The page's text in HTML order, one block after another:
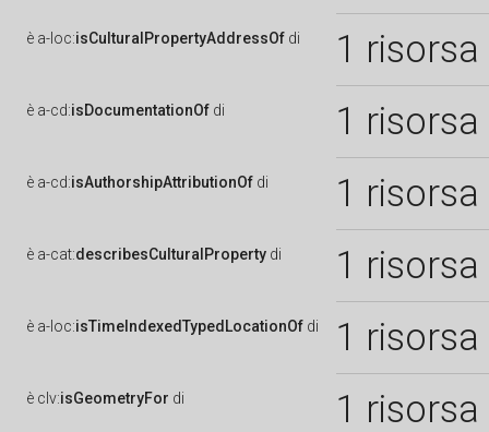
è a-loc:isCulturalPropertyAddressOf di 1 risorsa
è a-cd:isDocumentationOf di 1 risorsa
è a-cd:isAuthorshipAttributionOf di 1 risorsa
è a-cat:describesCulturalProperty di 1 risorsa
è a-loc:isTimeIndexedTypedLocationOf di 1 risorsa
è clv:isGeometryFor di 1 risorsa